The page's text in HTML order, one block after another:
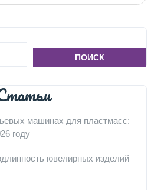
ПОИСК
машинах для пластмасс:
году
ювелирных изделий